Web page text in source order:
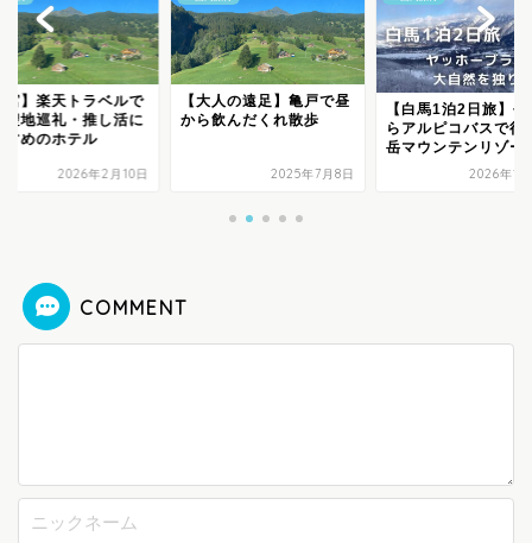
宮】楽天トラベルで
聖地巡礼・推し活に
すめのホテル
2026年2月10日
【大人の遠足】亀戸で昼
から飲んだくれ散歩
2025年7月8日
【白馬1泊2日旅】長
らアルピコバスで行
岳マウンテンリゾー
2026年1
COMMENT